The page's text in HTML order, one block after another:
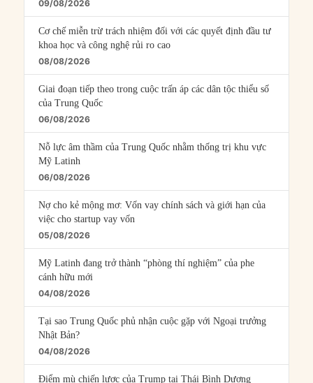
09/08/2026
Cơ chế miễn trừ trách nhiệm đối với các quyết định đầu tư
khoa học và công nghệ rủi ro cao
08/08/2026
Giai đoạn tiếp theo trong cuộc trấn áp các dân tộc thiểu số
của Trung Quốc
06/08/2026
Nỗ lực âm thầm của Trung Quốc nhằm thống trị khu vực
Mỹ Latinh
06/08/2026
Nợ cho kẻ mộng mơ: Vốn vay chính sách và giới hạn của
việc cho startup vay vốn
05/08/2026
Mỹ Latinh đang trở thành “phòng thí nghiệm” của phe
cánh hữu mới
04/08/2026
Tại sao Trung Quốc phủ nhận cuộc gặp với Ngoại trưởng
Nhật Bản?
04/08/2026
Điểm mù chiến lược của Trump tại Thái Bình Dương